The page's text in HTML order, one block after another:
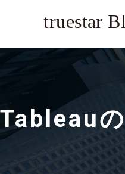
Tableau